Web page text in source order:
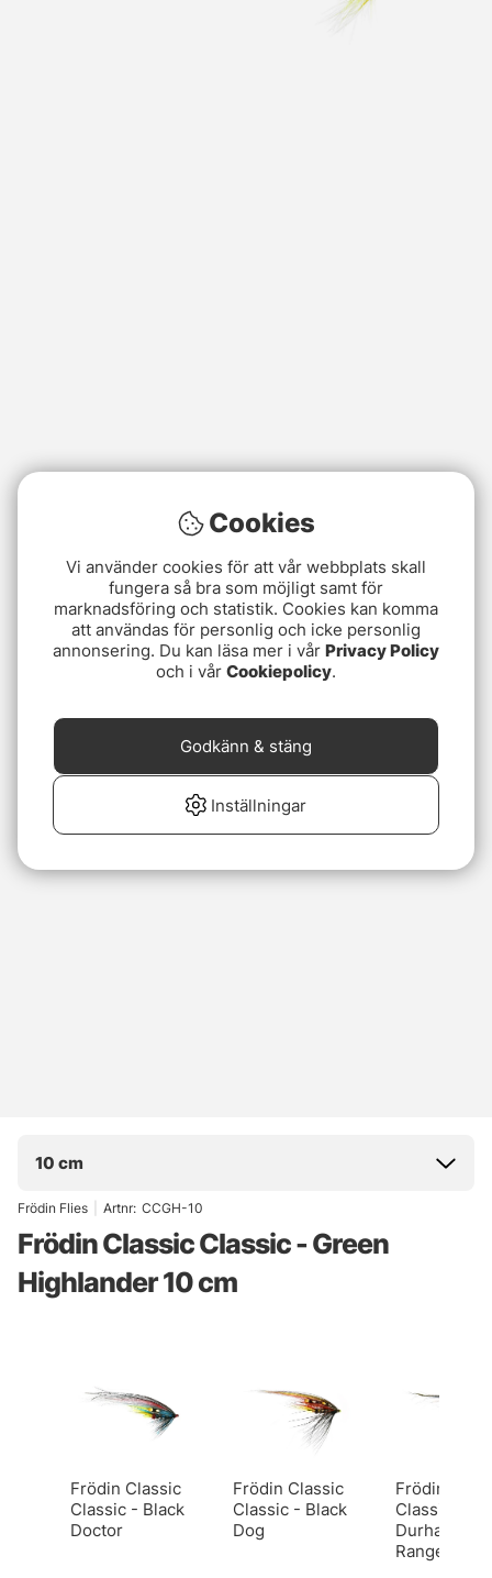
10 cm
Frödin Flies Artnr: CCGH-10
Frödin Classic Classic - Green
Highlander 10 cm
Frödin Classic
Classic - Black
Doctor
Frödin Classic
Classic - Black
Dog
Frödin
Classic -
Durham
Ranger
Cookies
Vi använder cookies för att vår webbplats skall
fungera så bra som möjligt samt för
marknadsföring och statistik. Cookies kan komma
att användas för personlig och icke personlig
annonsering. Du kan läsa mer i vår Privacy Policy
och i vår Cookiepolicy.
Inställningar
Godkänn & stäng